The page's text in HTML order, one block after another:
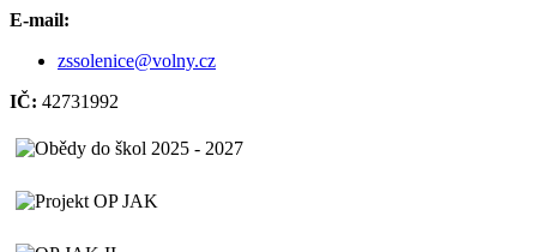
E-mail:
zssolenice@volny.cz
IČ: 42731992